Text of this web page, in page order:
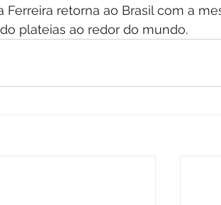
Ferreira retorna ao Brasil com a
plateias ao redor do mundo.